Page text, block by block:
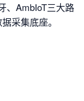
、AmbIoT三大路
采集底座。